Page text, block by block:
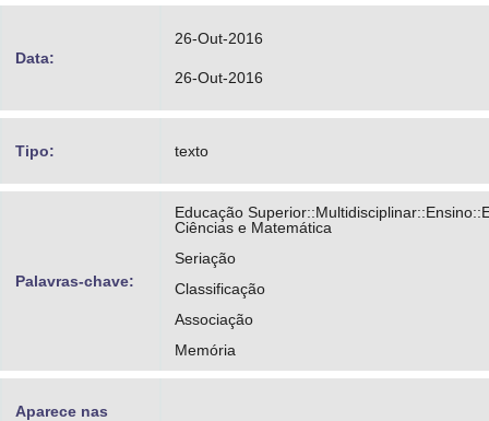
Data:
26-Out-2016
26-Out-2016
Tipo: texto
Palavras-chave:
Educação
Ciências e Matemática
Seriação
Classificação
Associação
Memória
Aparece nas